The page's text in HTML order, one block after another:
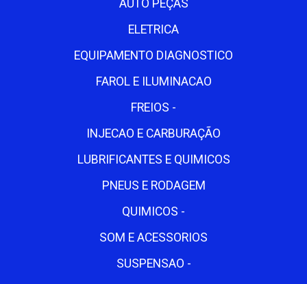
AUTO PEÇAS
ELETRICA
EQUIPAMENTO DIAGNOSTICO
FAROL E ILUMINACAO
FREIOS -
INJECAO E CARBURAÇÃO
LUBRIFICANTES E QUIMICOS
PNEUS E RODAGEM
QUIMICOS -
SOM E ACESSORIOS
SUSPENSAO -